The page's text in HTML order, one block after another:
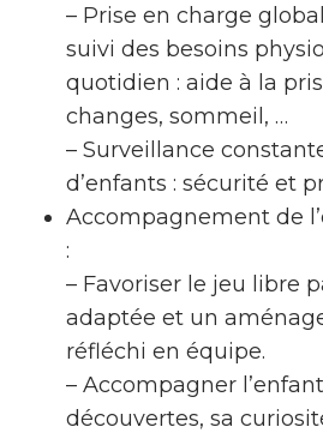
– Prise en charge
suivi des besoins
quotidien : aide à la
changes, sommeil, …
– Surveillance
d’enfants : sécurité et
Accompagnement de
:
– Favoriser le jeu libre
adaptée et un
réfléchi en équipe.
– Accompagner
découvertes, sa